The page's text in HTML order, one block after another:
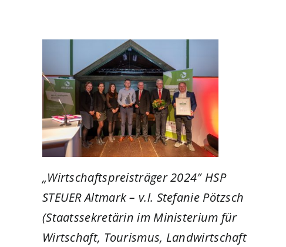
„Wirtschaftspreisträger 2024″ HSP
STEUER Altmark – v.l. Stefanie Pötzsch
(Staatssekretärin im Ministerium für
Wirtschaft, Tourismus, Landwirtschaft